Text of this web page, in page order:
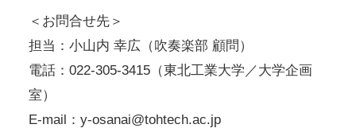
＜お問合せ先＞
担当：小山内 幸広（吹奏楽部 顧問）
電話：022-305-3415（東北工業大学／大学企画
室）
E-mail：y-osanai@tohtech.ac.jp